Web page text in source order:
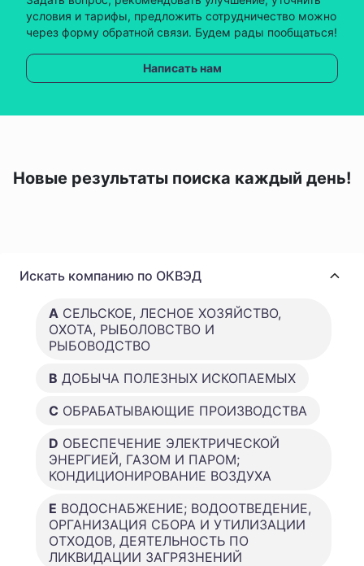
условия и тарифы, предложить сотрудничество можно
через форму обратной связи. Будем рады пообщаться!
Написать нам
Новые результаты поиска каждый день!
Искать компанию по ОКВЭД
A СЕЛЬСКОЕ, ЛЕСНОЕ ХОЗЯЙСТВО,
ОХОТА, РЫБОЛОВСТВО И
РЫБОВОДСТВО
B ДОБЫЧА ПОЛЕЗНЫХ ИСКОПАЕМЫХ
C ОБРАБАТЫВАЮЩИЕ ПРОИЗВОДСТВА
D ОБЕСПЕЧЕНИЕ ЭЛЕКТРИЧЕСКОЙ
ЭНЕРГИЕЙ, ГАЗОМ И ПАРОМ;
КОНДИЦИОНИРОВАНИЕ ВОЗДУХА
E ВОДОСНАБЖЕНИЕ; ВОДООТВЕДЕНИЕ,
ОРГАНИЗАЦИЯ СБОРА И УТИЛИЗАЦИИ
ОТХОДОВ, ДЕЯТЕЛЬНОСТЬ ПО
ЛИКВИДАЦИИ ЗАГРЯЗНЕНИЙ